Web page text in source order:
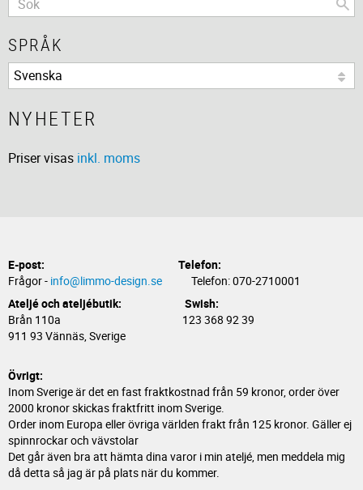
SPRÅK
NYHETER
Priser visas inkl. moms
E-post:
Telefon:
Frågor - info@limmo-design.se Telefon: 070-2710001
Ateljé och ateljébutik: Swish:
Brån 110a 123 368 92 39
911 93 Vännäs, Sverige
Övrigt:
Inom Sverige är det en fast fraktkostnad från 59 kronor, order över
2000 kronor skickas fraktfritt inom Sverige.
Order inom Europa eller övriga världen frakt från 125 kronor. Gäller ej
spinnrockar och vävstolar
Det går även bra att hämta dina varor i min ateljé, men meddela mig
då detta så jag är på plats när du kommer.